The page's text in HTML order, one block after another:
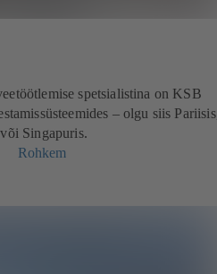
spetsialistina on KSB
– olgu siis
Singapuris.
Rohkem